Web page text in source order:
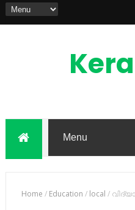
Feed
Home / Education / local /